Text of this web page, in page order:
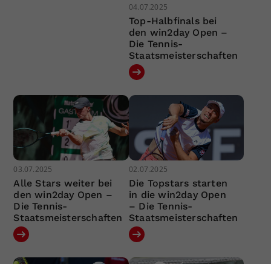
04.07.2025
Top-Halbfinals bei
den win2day Open –
Die Tennis-
Staatsmeisterschaften
03.07.2025
Alle Stars weiter bei
den win2day Open –
Die Tennis-
Staatsmeisterschaften
02.07.2025
Die Topstars starten
in die win2day Open
– Die Tennis-
Staatsmeisterschaften